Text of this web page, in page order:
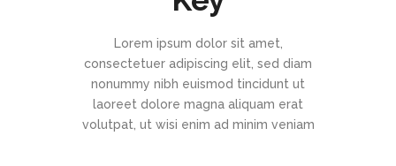
Lorem ipsum dolor sit amet,
consectetuer adipiscing elit, sed diam
nonummy nibh euismod tincidunt ut
laoreet dolore magna aliquam erat
volutpat, ut wisi enim ad minim veniam